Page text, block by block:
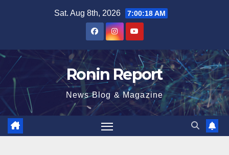
Sat. Aug 8th, 2026 7:00:19 AM
Ronin Report
News Blog & Magazine